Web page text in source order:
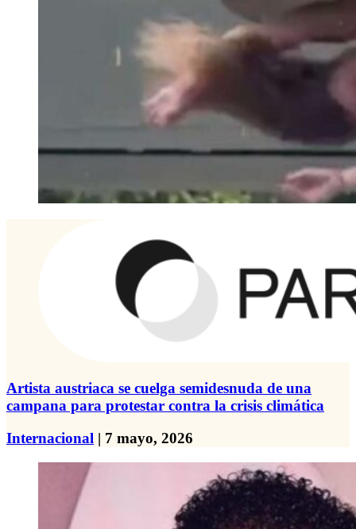
Artista austriaca se cuelga semidesnuda de una
campana para protestar contra la crisis climática
Internacional | 7 mayo, 2026